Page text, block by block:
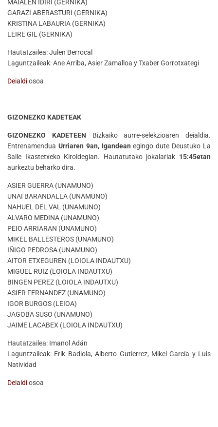
MAIALEN IDIRI (GERNIKA)
GARAZI ABERASTURI (GERNIKA)
KRISTINA LABAURIA (GERNIKA)
LEIRE GIL (GERNIKA)
Hautatzailea: Julen Berrocal
Laguntzaileak: Ane Arriba, Asier Zamalloa y Txaber Gorrotxategi
Deialdiosoa
GIZONEZKO KADETEAK
GIZONEZKO KADETEEN Bizkaiko aurre-selekzioaren deialdia.
Entrenamendua Urriaren 9an, Igandean egingo dute Deustuko La
Salle Ikastetxeko Kiroldegian. Hautatutako jokalariak 15:45etan
aurkeztu beharko dira.
ASIER GUERRA (UNAMUNO)
UNAI BARANDALLA (UNAMUNO)
NAHUEL DEL VAL (UNAMUNO)
ALVARO MEDINA (UNAMUNO)
PEIO ARRIARAN (UNAMUNO)
MIKEL BALLESTEROS (UNAMUNO)
IÑIGO PEDROSA (UNAMUNO)
AITOR ETXEGUREN (LOIOLA INDAUTXU)
MIGUEL RUIZ (LOIOLA INDAUTXU)
BINGEN PEREZ (LOIOLA INDAUTXU)
ASIER FERNANDEZ (UNAMUNO)
IGOR BURGOS (LEIOA)
JAGOBA SUSO (UNAMUNO)
JAIME LACABEX (LOIOLA INDAUTXU)
Hautatzailea: Imanol Adán
Laguntzaileak: Erik Badiola, Alberto Gutierrez, Mikel García y Luis
Natividad
Deialdiosoa